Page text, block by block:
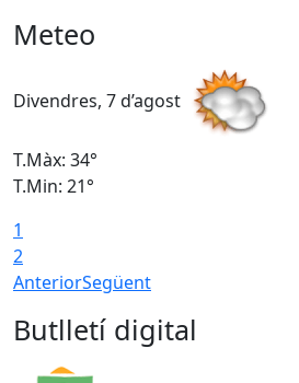
Meteo
Divendres, 7 d’agost
T.Màx: 34°
T.Min: 21°
1
2
AnteriorSegüent
Butlletí digital